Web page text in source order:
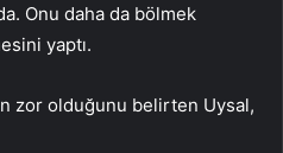
Onu daha da bölmek
yaptı.
zor olduğunu belirten Uysal,